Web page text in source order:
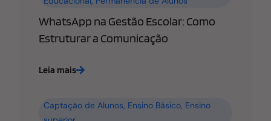
WhatsApp na Gestão Escolar: Como
Estruturar a Comunicação
Leia mais
Captação de Alunos, Ensino Básico, Ensino